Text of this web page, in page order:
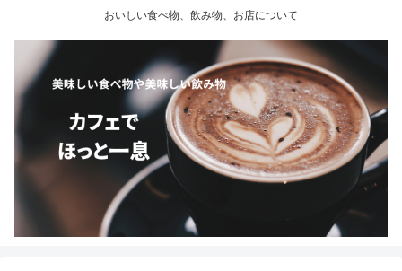
おいしい食べ物、飲み物、お店について